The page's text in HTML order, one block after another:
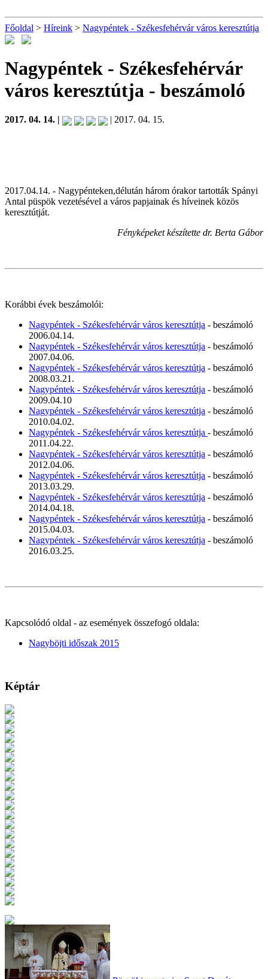
Főoldal > Híreink > Nagypéntek - Székesfehérvár város keresztútja
Nagypéntek - Székesfehérvár
város keresztútja - beszámoló
2017. 04. 14. | | 2017. 04. 15.
2017.04.14. - Nagypénteken,délután három órakor tartották Spányi
Antal püspök vezetésével a város papjainak és híveinek közös
keresztútját.
Fényképeket készítette dr. Berta Gábor
Korábbi évek beszámolói:
Nagypéntek - Székesfehérvár város keresztútja - beszámoló
2006.04.14.
Nagypéntek - Székesfehérvár város keresztútja - beszámoló
2007.04.06.
Nagypéntek - Székesfehérvár város keresztútja - beszámoló
2008.03.21.
Nagypéntek - Székesfehérvár város keresztútja - beszámoló
2009.04.10
Nagypéntek - Székesfehérvár város keresztútja - beszámoló
2010.04.02.
Nagypéntek - Székesfehérvár város keresztútja - beszámoló
2011.04.22.
Nagypéntek - Székesfehérvár város keresztútja - beszámoló
2012.04.06.
Nagypéntek - Székesfehérvár város keresztútja - beszámoló
2013.03.29.
Nagypéntek - Székesfehérvár város keresztútja - beszámoló
2014.04.18.
Nagypéntek - Székesfehérvár város keresztútja - beszámoló
2015.04.03.
Nagypéntek - Székesfehérvár város keresztútja - beszámoló
2016.03.25.
Kapcsolódó oldal - az események összefogó oldala:
Nagyböjti időszak 2015
Képtár